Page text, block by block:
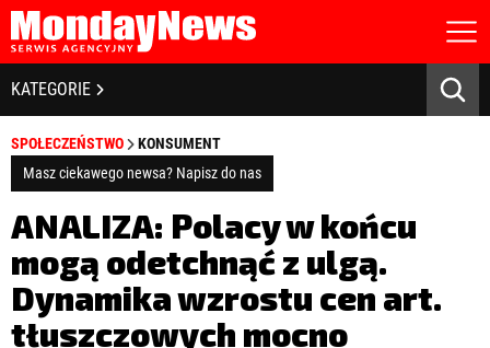
STRONA GŁÓWNA
O NAS
POLITYKA PRYWATNOŚCI
REGULAMIN
LICENCJA
REJESTRACJA
KONTAKT
KATEGORIE
BIZNES I GOSPODARKA
BANKOWOŚĆ I FINANSE
NOWE TECHNOLOGIE
SPOŁECZEŃSTWO
EDUKACJA
MEDIA
SPOŁECZEŃSTWO
KONSUMENT
Masz ciekawego newsa? Napisz do nas
ANALIZA: Polacy w końcu
mogą odetchnąć z ulgą.
Dynamika wzrostu cen art.
tłuszczowych mocno